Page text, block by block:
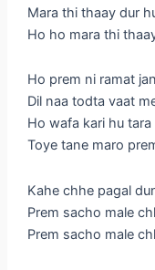
Mara thi thaay dur
Ho ho mara thi
Ho prem ni ramat
Dil naa todta vaat
Ho wafa kari hu
Toye tane maro
Kahe chhe pagal
Prem sacho male
Prem sacho male